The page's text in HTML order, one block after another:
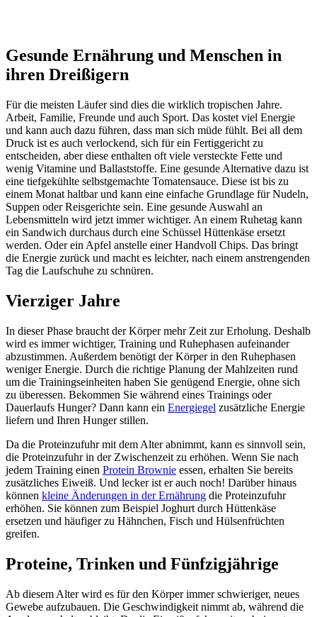
Gesunde Ernährung und Menschen in
ihren Dreißigern
Für die meisten Läufer sind dies die wirklich tropischen Jahre.
Arbeit, Familie, Freunde und auch Sport. Das kostet viel Energie
und kann auch dazu führen, dass man sich müde fühlt. Bei all dem
Druck ist es auch verlockend, sich für ein Fertiggericht zu
entscheiden, aber diese enthalten oft viele versteckte Fette und
wenig Vitamine und Ballaststoffe. Eine gesunde Alternative dazu ist
eine tiefgekühlte selbstgemachte Tomatensauce. Diese ist bis zu
einem Monat haltbar und kann eine einfache Grundlage für Nudeln,
Suppen oder Reisgerichte sein. Eine gesunde Auswahl an
Lebensmitteln wird jetzt immer wichtiger. An einem Ruhetag kann
ein Sandwich durchaus durch eine Schüssel Hüttenkäse ersetzt
werden. Oder ein Apfel anstelle einer Handvoll Chips. Das bringt
die Energie zurück und macht es leichter, nach einem anstrengenden
Tag die Laufschuhe zu schnüren.
Vierziger Jahre
In dieser Phase braucht der Körper mehr Zeit zur Erholung. Deshalb
wird es immer wichtiger, Training und Ruhephasen aufeinander
abzustimmen. Außerdem benötigt der Körper in den Ruhephasen
weniger Energie. Durch die richtige Planung der Mahlzeiten rund
um die Trainingseinheiten haben Sie genügend Energie, ohne sich
zu überessen. Bekommen Sie während eines Trainings oder
Dauerlaufs Hunger? Dann kann ein Energiegel zusätzliche Energie
liefern und Ihren Hunger stillen.
Da die Proteinzufuhr mit dem Alter abnimmt, kann es sinnvoll sein,
die Proteinzufuhr in der Zwischenzeit zu erhöhen. Wenn Sie nach
jedem Training einen Protein Brownie essen, erhalten Sie bereits
zusätzliches Eiweiß. Und lecker ist er auch noch! Darüber hinaus
können kleine Änderungen in der Ernährung die Proteinzufuhr
erhöhen. Sie können zum Beispiel Joghurt durch Hüttenkäse
ersetzen und häufiger zu Hähnchen, Fisch und Hülsenfrüchten
greifen.
Proteine, Trinken und Fünfzigjährige
Ab diesem Alter wird es für den Körper immer schwieriger, neues
Gewebe aufzubauen. Die Geschwindigkeit nimmt ab, während die